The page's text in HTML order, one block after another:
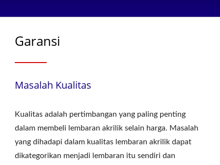
Taiwan | Ray Chung
Garansi
Masalah Kualitas
Kualitas adalah pertimbangan yang paling penting
dalam membeli lembaran akrilik selain harga. Masalah
yang dihadapi dalam kualitas lembaran akrilik dapat
dikategorikan menjadi lembaran itu sendiri dan